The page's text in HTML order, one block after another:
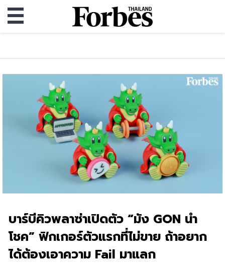
บาร์บีคิวพลาซ่าเปิดตัว “มัง GON นำ
โชค” ฟิกเกอร์ตัวแรกที่ไม่ขาย ถ้าอยาก
ได้ต้องเอาความ Fail มาแลก